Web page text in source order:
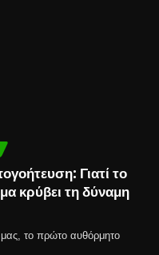
Γιατί το
κρύβει τη δύναμη
το πρώτο αυθόρμητο